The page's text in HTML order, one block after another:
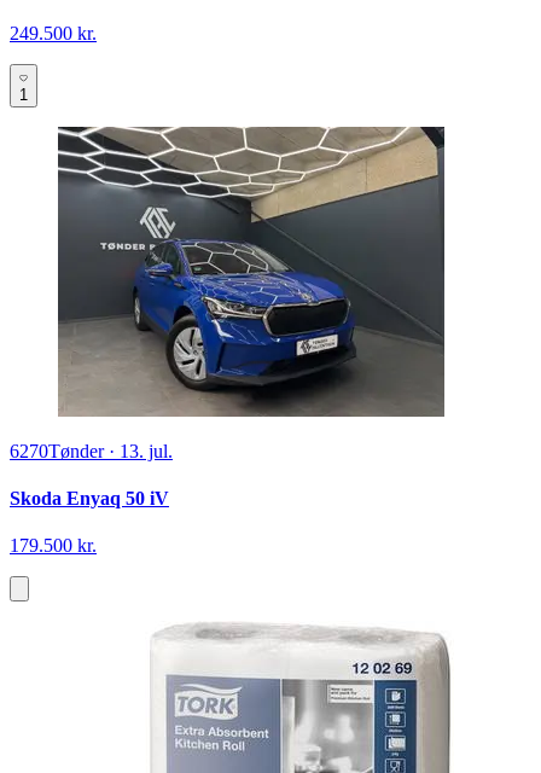
249.500 kr.
1
6270Tønder· 13. jul.
Skoda Enyaq 50 iV
179.500 kr.